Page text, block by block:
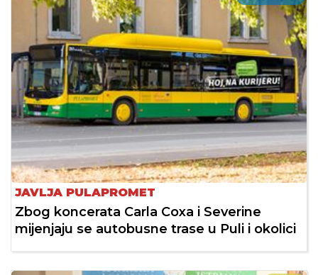
JAVLJA PULAPROMET
Zbog koncerata Carla Coxa i Severine
mijenjaju se autobusne trase u Puli i okolici